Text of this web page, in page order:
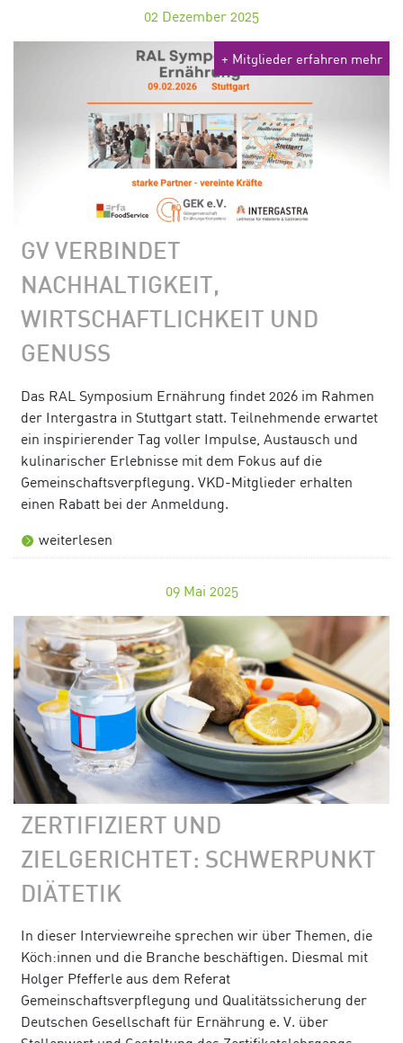
02 Dezember 2025
+ Mitglieder erfahren mehr
GV VERBINDET
NACHHALTIGKEIT,
WIRTSCHAFTLICHKEIT UND
GENUSS
Das RAL Symposium Ernährung findet 2026 im Rahmen
der Intergastra in Stuttgart statt. Teilnehmende erwartet
ein inspirierender Tag voller Impulse, Austausch und
kulinarischer Erlebnisse mit dem Fokus auf die
Gemeinschaftsverpflegung. VKD-Mitglieder erhalten
einen Rabatt bei der Anmeldung.
weiterlesen
09 Mai 2025
ZERTIFIZIERT UND
ZIELGERICHTET: SCHWERPUNKT
DIÄTETIK
In dieser Interviewreihe sprechen wir über Themen, die
Köch:innen und die Branche beschäftigen. Diesmal mit
Holger Pfefferle aus dem Referat
Gemeinschaftsverpflegung und Qualitätssicherung der
Deutschen Gesellschaft für Ernährung e. V. über